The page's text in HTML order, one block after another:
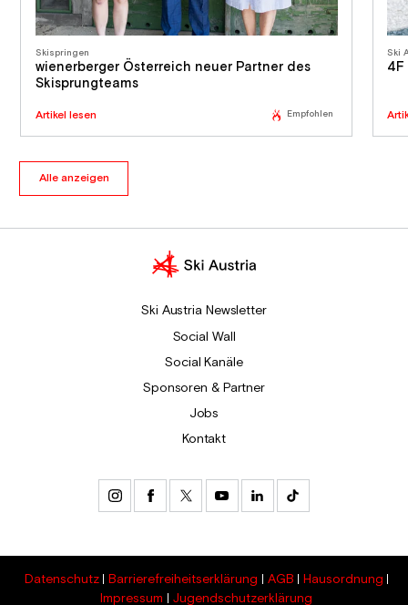
Skispringen
wienerberger Österreich neuer Partner des
Skisprungteams
Artikel lesen Empfohlen
Ski
4F
Alle anzeigen
Ski Austria Newsletter
Social Wall
Social Kanäle
Sponsoren & Partner
Jobs
Kontakt
Datenschutz Barrierefreiheitserklärung AGB
Hausordnung
Impressum
Jugendschutzerklärung